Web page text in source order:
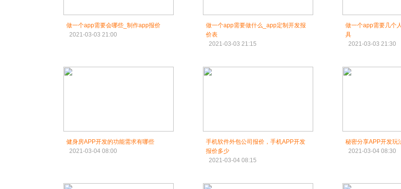
做一个app需要会哪些_制作app报价
2021-03-03 21:00
做一个app需要做什么_app定制开发报
价表
2021-03-03 21:15
做一个app需要几个
具
2021-03-03 21:30
健身房APP开发的功能需求有哪些
2021-03-04 08:00
手机软件外包公司报价，手机APP开发
报价多少
2021-03-04 08:15
秘密分享APP开发玩
2021-03-04 08:30